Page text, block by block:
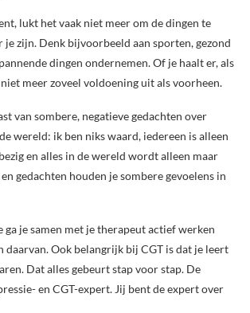
lukt het vaak niet meer om de dingen te
je zijn. Denk bijvoorbeeld aan sporten, gezond
dingen ondernemen. Of je haalt er, als
meer zoveel voldoening uit als voorheen.
van sombere, negatieve gedachten over
wereld: ik ben niks waard, iedereen is alleen
en alles in de wereld wordt alleen maar
gedachten houden je sombere gevoelens in
ga je samen met je therapeut actief werken
daarvan. Ook belangrijk bij CGT is dat je leert
Dat alles gebeurt stap voor stap. De
en CGT-expert. Jij bent de expert over